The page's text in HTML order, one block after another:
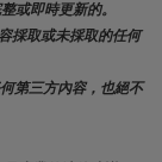
或即時更新的。
採取或未採取的任何
第三方內容，也絕不